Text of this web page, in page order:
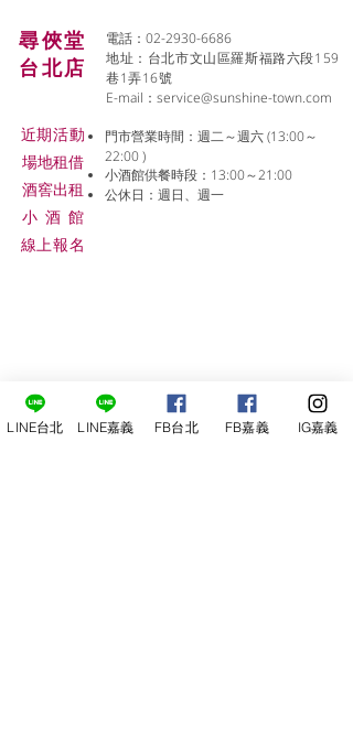
尋俠堂
台北店
電話：02-2930-6686
地址：台北市文山區羅斯福路六段159
巷1弄16號
E-mail： service@sunshine-town.com
近期活動
場地租借
​酒窖出租
小酒 館
線上報名
門市營業時間：週二～週六 (13:00～
22:00 )
小酒館供餐時段：13:00～21:00
公休日：週日、週一
LINE台北 LINE嘉義 FB台北 FB嘉義 IG嘉義